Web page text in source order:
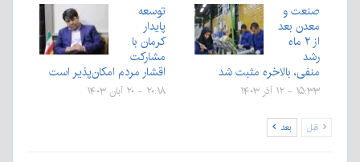
صنعت و
معدن بعد
از ۲ ماه
رشد
منفی، بالاخره مثبت شد
۱۵:۳۳ - ۱۲ آذر ۱۴۰۳
توسعه
پایدار
کرمان با
مشارکت
اقشار مردم امکان‌پذیر است
۲۰:۱۸ - ۲۰ آبان ۱۴۰۳
قبل بعد